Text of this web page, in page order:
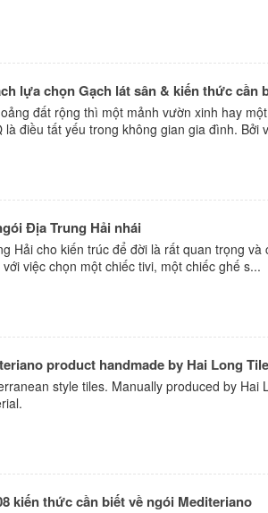
lựa chọn Gạch lát sân & kiến thức cần
đất rộng thì một mảnh vườn xinh hay
điều tất yếu trong không gian gia đình. Bởi
Địa Trung Hải nhái
Hải cho kiến trúc để đời là rất quan trọng
việc chọn một chiếc tivi, một chiếc ghế s...
product handmade by Hai Long
style tiles. Manually produced by Hai
kiến thức cần biết về ngói Mediteriano